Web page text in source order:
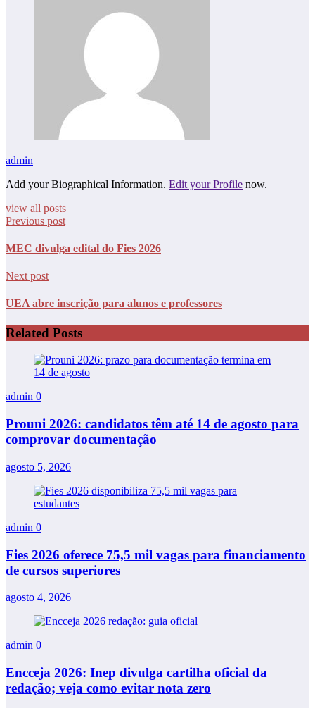
admin
Add your Biographical Information. Edit your Profile now.
view all posts
Previous post
MEC divulga edital do Fies 2026
Next post
UEA abre inscrição para alunos e professores
Related Posts
admin 0
Prouni 2026: candidatos têm até 14 de agosto para
comprovar documentação
agosto 5, 2026
admin 0
Fies 2026 oferece 75,5 mil vagas para financiamento
de cursos superiores
agosto 4, 2026
admin 0
Encceja 2026: Inep divulga cartilha oficial da
redação; veja como evitar nota zero